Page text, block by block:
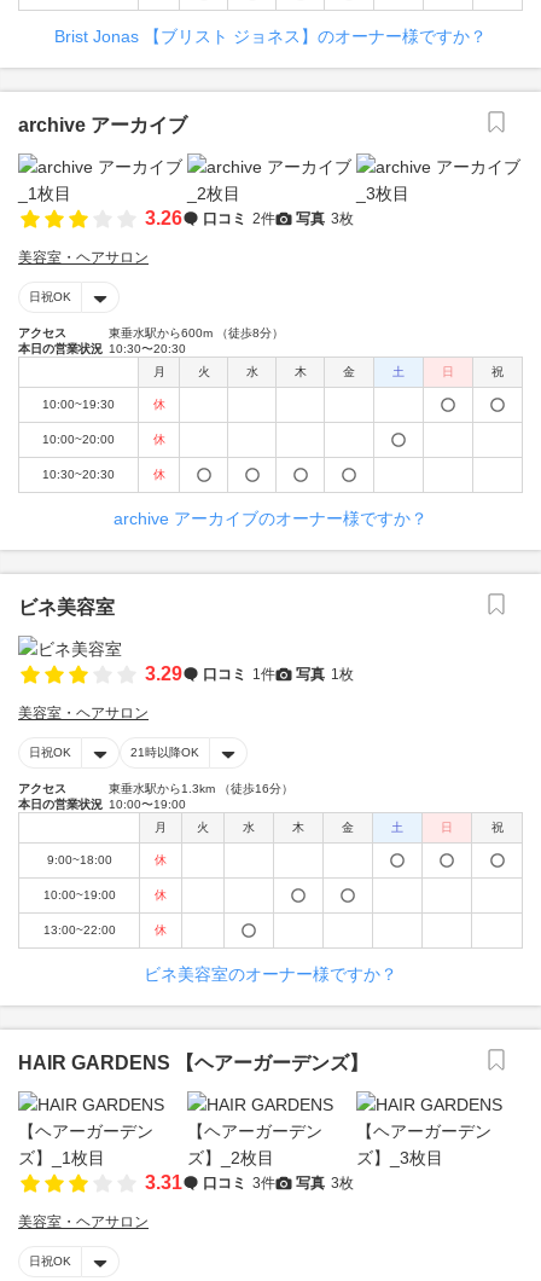
Brist Jonas 【ブリスト ジョネス】のオーナー様ですか？
archive アーカイブ
3.26 口コミ 2件 写真 3枚
美容室・ヘアサロン
日祝OK
アクセス
東垂水駅から600m （徒歩8分）
本日の営業状況 10:30〜20:30
月
火 水 木 金 土 日 祝
10:00~19:30 休
10:00~20:00 休
10:30~20:30 休
archive アーカイブのオーナー様ですか？
ビネ美容室
3.29 口コミ 1件 写真 1枚
美容室・ヘアサロン
日祝OK 21時以降OK
アクセス
東垂水駅から1.3km （徒歩16分）
本日の営業状況 10:00〜19:00
月
火 水 木 金 土 日 祝
9:00~18:00 休
10:00~19:00 休
13:00~22:00 休
ビネ美容室のオーナー様ですか？
HAIR GARDENS 【ヘアーガーデンズ】
3.31 口コミ 3件 写真 3枚
美容室・ヘアサロン
日祝OK